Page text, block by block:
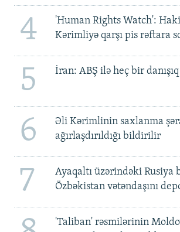
4
'Human Rights Watch':
Kərimliyə qarşı pis rəftara
5 İran: ABŞ ilə heç bir
6
Əli Kərimlinin saxlanma
ağırlaşdırıldığı bildirilir
7
Ayaqaltı üzərindəki Rusiya
Özbəkistan vətəndaşını
'Taliban' rəsmilərinin